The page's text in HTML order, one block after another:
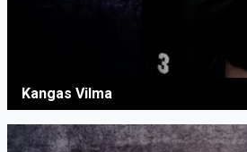
Kangas Vilma